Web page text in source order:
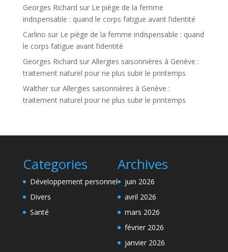
Georges Richard sur Le piège de la femme
indispensable : quand le corps fatigue avant l’identité
Carlino sur Le piège de la femme indispensable : quand
le corps fatigue avant l’identité
Georges Richard sur Allergies saisonnières à Genève :
traitement naturel pour ne plus subir le printemps
Walthersur Allergies saisonnières à Genève :
traitement naturel pour ne plus subir le printemps
Categories
Développement personnel
Divers
Santé
Archives
juin 2026
avril 2026
mars 2026
février 2026
janvier 2026